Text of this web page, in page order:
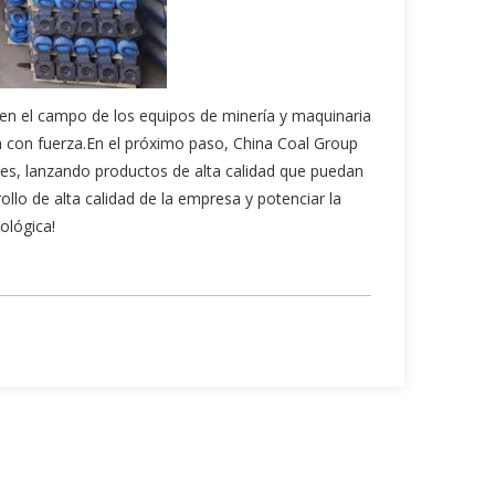
el campo de los equipos de minería y maquinaria
fuerza.En el próximo paso, China Coal Group
lanzando productos de alta calidad que puedan
de alta calidad de la empresa y potenciar la